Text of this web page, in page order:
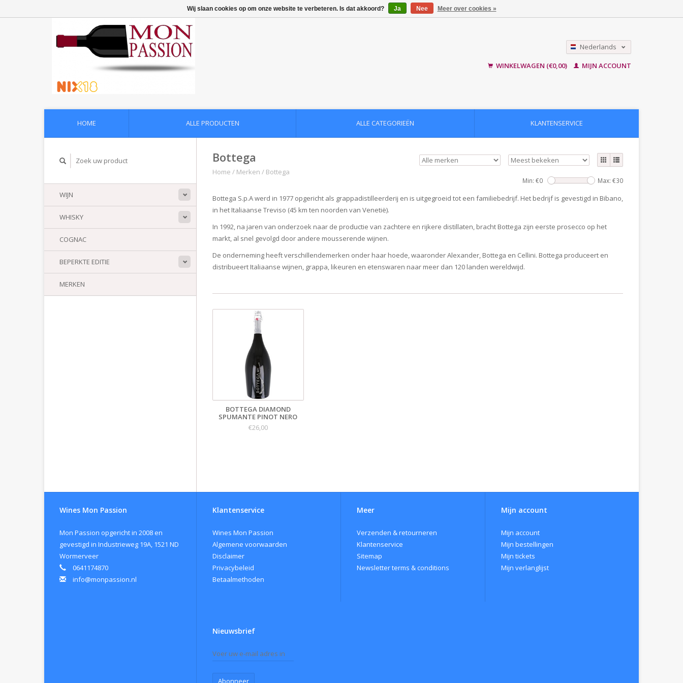
Nederlands
WINKELWAGEN (€0,00) MIJN ACCOUNT
HOME ALLE PRODUCTEN ALLE CATEGORIEËN KLANTENSERVICE
WIJN
WHISKY
COGNAC
BEPERKTE EDITIE
MERKEN
Bottega
Home / Merken / Bottega
Min: €0 Max: €30
Bottega S.p.A werd in 1977 opgericht als grappadistilleerderij en is uitgegroeid tot een familiebedrijf. Het bedrijf is gevestigd in Bibano,
in het Italiaanse Treviso (45 km ten noorden van Venetië).
In 1992, na jaren van onderzoek naar de productie van zachtere en rijkere distillaten, bracht Bottega zijn eerste prosecco op het
markt, al snel gevolgd door andere mousserende wijnen.
De onderneming heeft verschillendemerken onder haar hoede, waaronder Alexander, Bottega en Cellini. Bottega produceert en
distribueert Italiaanse wijnen, grappa, likeuren en etenswaren naar meer dan 120 landen wereldwijd.
BOTTEGA DIAMOND
SPUMANTE PINOT NERO
€26,00
Wines Mon Passion
Mon Passion opgericht in 2008 en
gevestigd in Industrieweg 19A, 1521 ND
Wormerveer
0641174870
info@monpassion.nl
Klantenservice
Wines Mon Passion
Algemene voorwaarden
Disclaimer
Privacybeleid
Betaalmethoden
Meer
Verzenden & retourneren
Klantenservice
Sitemap
Newsletter terms & conditions
Mijn account
Mijn account
Mijn bestellingen
Mijn tickets
Mijn verlanglijst
Nieuwsbrief
Wij slaan cookies op om onze website te verbeteren. Is dat akkoord? Ja Nee Meer over cookies »